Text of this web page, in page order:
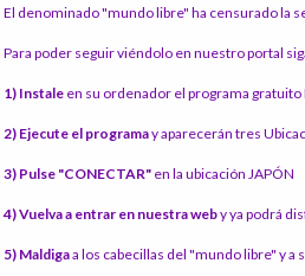
El denominado "mundo libre" ha censurado la
Para poder seguir viéndolo en nuestro portal
1) Instale en su ordenador el programa
2) Ejecute el programay aparecerán tres
3) Pulse "CONECTAR" en la ubicación JAPÓN
4) Vuelva a entrar en nuestra weby ya podrá
5) Maldigaa los cabecillas del "mundo libre" y a